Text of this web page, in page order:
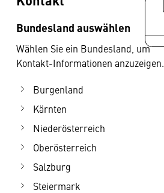
Bundesland auswählen
Wählen Sie ein Bundesland, um
Kontakt-Informationen anzuzeigen.
Burgenland
Kärnten
Niederösterreich
Oberösterreich
Salzburg
Steiermark